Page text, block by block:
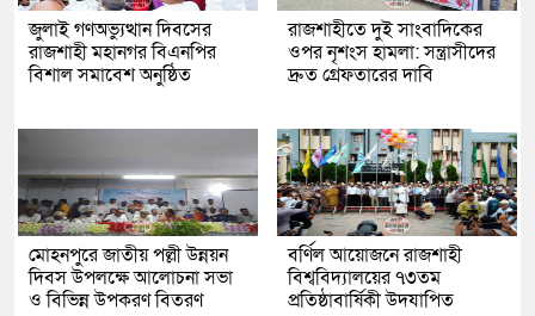
জুলাই গণঅভ্যুত্থান দিবসের
রাজশাহী মহানগর বিএনপির
বিশাল সমাবেশ অনুষ্ঠিত
রাজশাহীতে দুই সাংবাদিকের
ওপর নৃশংস হামলা: সন্ত্রাসীদের
দ্রুত গ্রেফতারের দাবি
মোহনপুরে জাতীয় পল্লী উন্নয়ন
দিবস উপলক্ষে আলোচনা সভা
ও বিভিন্ন উপকরণ বিতরণ
বর্ণিল আয়োজনে রাজশাহী
বিশ্ববিদ্যালয়ের ৭৩তম
প্রতিষ্ঠাবার্ষিকী উদযাপিত